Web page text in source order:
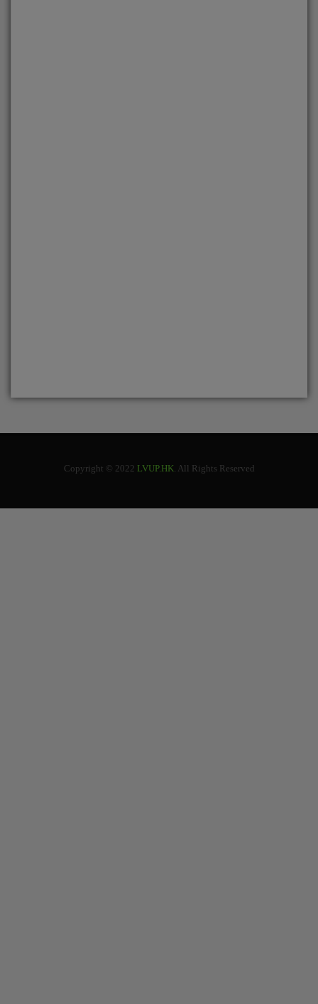
Copyright © 2022 LVUP.HK . All Rights Reserved